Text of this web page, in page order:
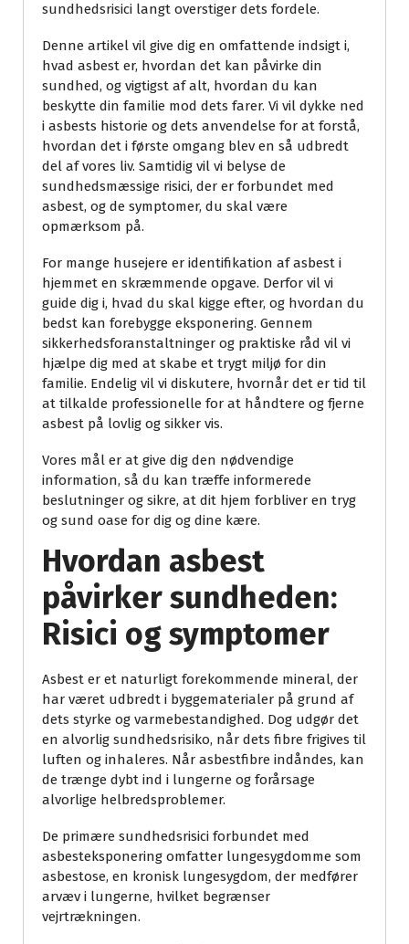
sundhedsrisici langt overstiger dets fordele.
Denne artikel vil give dig en omfattende indsigt i,
hvad asbest er, hvordan det kan påvirke din
sundhed, og vigtigst af alt, hvordan du kan
beskytte din familie mod dets farer. Vi vil dykke ned
i asbests historie og dets anvendelse for at forstå,
hvordan det i første omgang blev en så udbredt
del af vores liv. Samtidig vil vi belyse de
sundhedsmæssige risici, der er forbundet med
asbest, og de symptomer, du skal være
opmærksom på.
For mange husejere er identifikation af asbest i
hjemmet en skræmmende opgave. Derfor vil vi
guide dig i, hvad du skal kigge efter, og hvordan du
bedst kan forebygge eksponering. Gennem
sikkerhedsforanstaltninger og praktiske råd vil vi
hjælpe dig med at skabe et trygt miljø for din
familie. Endelig vil vi diskutere, hvornår det er tid til
at tilkalde professionelle for at håndtere og fjerne
asbest på lovlig og sikker vis.
Vores mål er at give dig den nødvendige
information, så du kan træffe informerede
beslutninger og sikre, at dit hjem forbliver en tryg
og sund oase for dig og dine kære.
Hvordan asbest
påvirker sundheden:
Risici og symptomer
Asbest er et naturligt forekommende mineral, der
har været udbredt i byggematerialer på grund af
dets styrke og varmebestandighed. Dog udgør det
en alvorlig sundhedsrisiko, når dets fibre frigives til
luften og inhaleres. Når asbestfibre indåndes, kan
de trænge dybt ind i lungerne og forårsage
alvorlige helbredsproblemer.
De primære sundhedsrisici forbundet med
asbesteksponering omfatter lungesygdomme som
asbestose, en kronisk lungesygdom, der medfører
arvæv i lungerne, hvilket begrænser
vejrtrækningen.